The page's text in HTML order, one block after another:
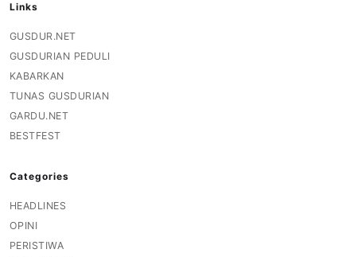
Links
GUSDUR.NET
GUSDURIAN PEDULI
KABARKAN
TUNAS GUSDURIAN
GARDU.NET
BESTFEST
Categories
HEADLINES
OPINI
PERISTIWA